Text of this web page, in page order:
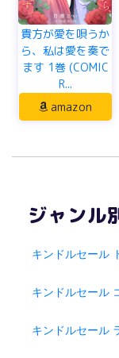
貴方が愛を唄うか
ら、私は愛を奏で
ます 1巻 (COMIC
R...
amazon
ジャンル
キンドルセール
キンドルセール
キンドルセール